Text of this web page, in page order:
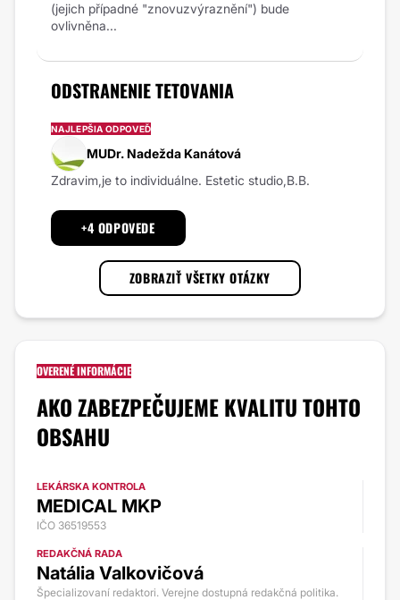
(jejich případné "znovuzvýraznění") bude
ovlivněna...
ODSTRANENIE TETOVANIA
NAJLEPŠIA ODPOVEĎ
MUDr. Nadežda Kanátová
Zdravim,je to individuálne. Estetic studio,B.B.
+4 ODPOVEDE
ZOBRAZIŤ VŠETKY OTÁZKY
OVERENÉ INFORMÁCIE
AKO ZABEZPEČUJEME KVALITU TOHTO
OBSAHU
LEKÁRSKA KONTROLA
MEDICAL MKP
IČO 36519553
REDAKČNÁ RADA
Natália Valkovičová
Špecializovaní redaktori. Verejne dostupná redakčná politika.